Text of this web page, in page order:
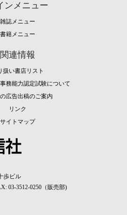
ンメニュー
雑誌メニュー
書籍メニュー
関連情報
扱い書店リスト
務能力認定試験について
広告出稿のご案内
リンク
サイトマップ
歩ビル
03-3512-0250（販売部)